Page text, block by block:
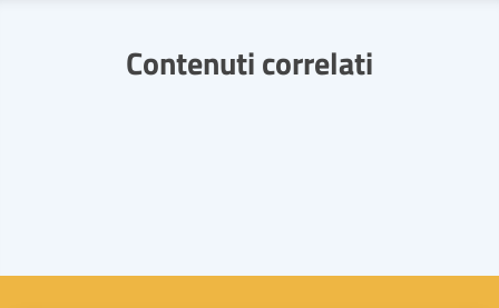
Contenuti correlati